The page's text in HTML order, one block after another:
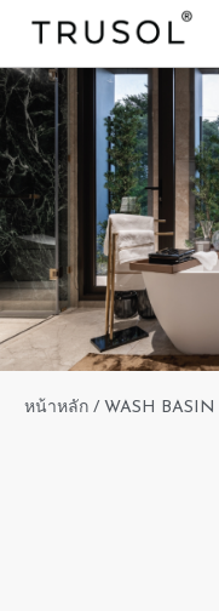
หน้าหลัก / WASH BASIN